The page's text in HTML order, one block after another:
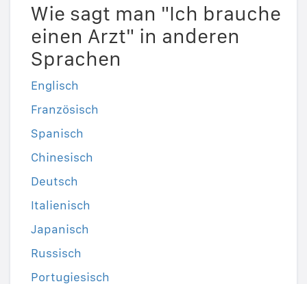
Wie sagt man "Ich brauche
einen Arzt" in anderen
Sprachen
Englisch
Französisch
Spanisch
Chinesisch
Deutsch
Italienisch
Japanisch
Russisch
Portugiesisch